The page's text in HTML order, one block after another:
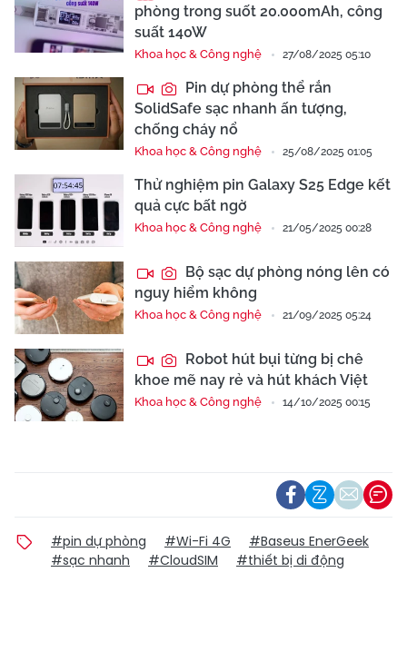
phòng trong suốt 20.000mAh, công
suất 140W
Khoa học & Công nghệ 27/08/2025 05:10
Pin dự phòng thể rắn
SolidSafe sạc nhanh ấn tượng,
chống cháy nổ
Khoa học & Công nghệ 25/08/2025 01:05
Thử nghiệm pin Galaxy S25 Edge kết
quả cực bất ngờ
Khoa học & Công nghệ 21/05/2025 00:28
Bộ sạc dự phòng nóng lên có
nguy hiểm không
Khoa học & Công nghệ 21/09/2025 05:24
Robot hút bụi từng bị chê
khoe mẽ nay rẻ và hút khách Việt
Khoa học & Công nghệ 14/10/2025 00:15
#pin dự phòng #Wi-Fi 4G
#Baseus EnerGeek
#sạc nhanh
#CloudSIM #thiết bị di động